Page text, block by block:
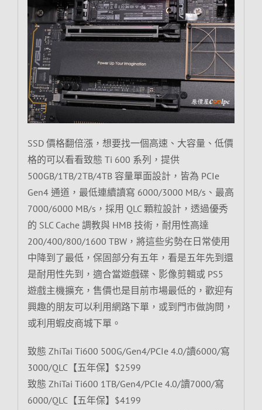
SSD 價格翻倍漲，想要找一個高速、大容量、低價
格的可以看看致態 Ti 600 系列，提供
500GB/1TB/2TB/4TB 容量單面設計，皆為 PCIe
Gen4 通道，最低連續讀寫 6000/3000 MB/s、最高
7000/6000 MB/s，採用 QLC 顆粒設計，透過優秀
的 SLC Cache 調教與 HMB 技術，耐用性高達
200/400/800/1600 TBW，將這些劣勢在日常使用
中降到了最低，保固部分有五年，看是五年先到還
是耐用性先到，適合當遊戲碟、影像剪輯或 PS5
遊戲主機擴充，售價也是目前市場最低的，歡迎有
興趣的朋友可以利用網路下單，或到門市做詢問，
或利用蝦皮商城下單。
致態 ZhiTai Ti600 500G/Gen4/PCIe 4.0/讀6000/寫
3000/QLC【五年保】$2599
致態 ZhiTai Ti600 1TB/Gen4/PCIe 4.0/讀7000/寫
6000/QLC【五年保】$4199